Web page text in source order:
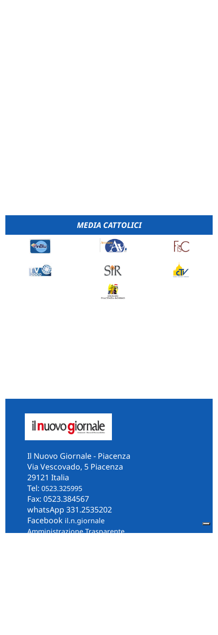
MEDIA CATTOLICI
Il Nuovo Giornale - Piacenza
Via Vescovado, 5 Piacenza
29121 Italia
Tel: 0523.325995
Fax: 0523.384567
whatsApp 331.2535202
Facebook il.n.giornale
Amministrazione Trasparente